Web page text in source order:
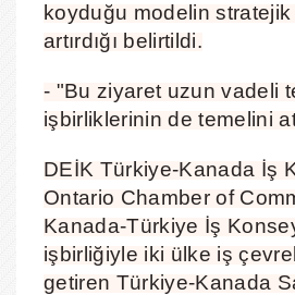
koyduğu modelin
artırdığı belirtildi.
- "Bu ziyaret uzun vadeli
işbirliklerinin de temelini
DEİK Türkiye-Kanada İş
Ontario Chamber of
Kanada-Türkiye İş
işbirliğiyle iki ülke iş
getiren Türkiye-Kanada